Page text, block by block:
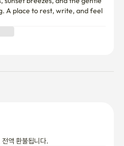
A place to rest, write, and feel
액 환불됩니다.